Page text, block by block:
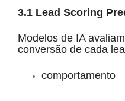
3.1 Lead Scoring
Modelos de IA
conversão de cada
comportamento